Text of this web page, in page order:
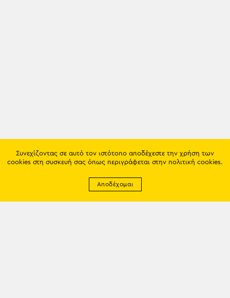
Συνεχίζοντας σε αυτό τον ιστότοπο αποδέχεστε την χρήση των
cookies στη συσκευή σας όπως περιγράφεται στην πολιτική cookies.
Αποδέχομαι